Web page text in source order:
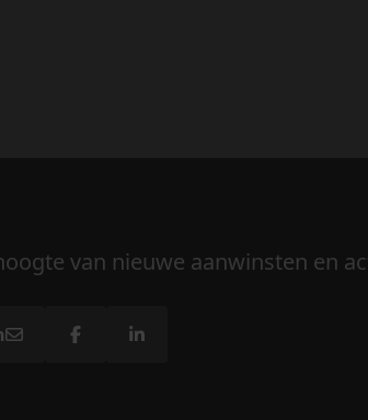
van nieuwe aanwinsten en